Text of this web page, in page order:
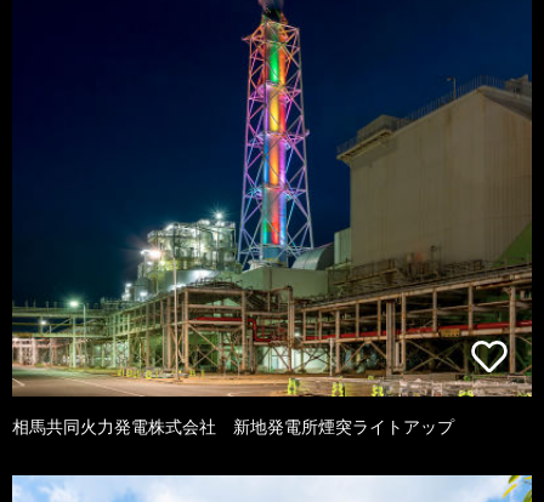
相馬共同火力発電株式会社 新地発電所煙突ライトアップ